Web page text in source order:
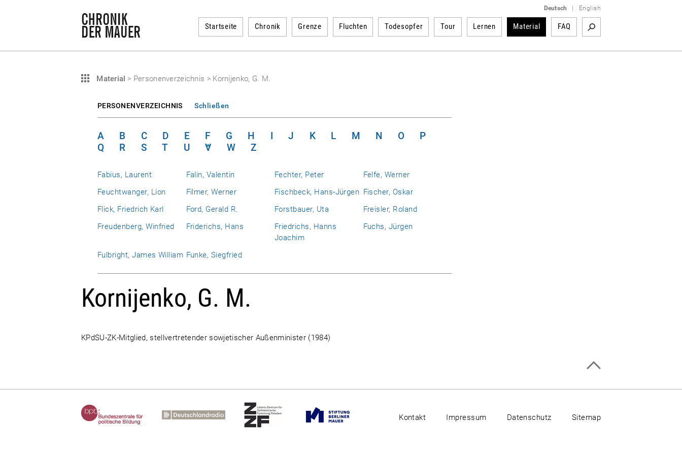
Deutsch English
Startseite Chronik Grenze Fluchten Todesopfer Tour Lernen Material FAQ
Material > Personenverzeichnis > Kornijenko, G. M.
PERSONENVERZEICHNIS Schließen
A B C D E F G H I J K L M N O
P
Q
R S T U V W Z
Fabius, Laurent Falin, Valentin Fechter, Peter
Felfe, Werner
Feuchtwanger, Lion
Filmer, Werner Fischbeck, Hans-Jürgen Fischer, Oskar
Flick, Friedrich Karl
Ford, Gerald R. Forstbauer, Uta
Freisler, Roland
Freudenberg, Winfried
Friderichs, Hans
Friedrichs, Hanns
Joachim
Fuchs, Jürgen
Fulbright, James William Funke, Siegfried
Kornijenko, G. M.
KPdSU-ZK-Mitglied, stellvertretender sowjetischer Außenminister (1984)
Kontakt Impressum Datenschutz Sitemap